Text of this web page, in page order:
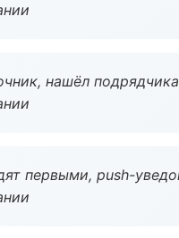
нашёл
первыми, push-